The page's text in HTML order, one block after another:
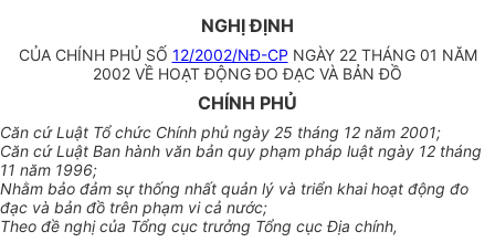
NGHỊ ĐỊNH
CỦA CHÍNH PHỦ SỐ 12/2002/NĐ-CP NGÀY 22 THÁNG 01 NĂM
2002 VỀ HOẠT ĐỘNG ĐO ĐẠC VÀ BẢN ĐỒ
CHÍNH PHỦ
Căn cứ Luật Tổ chức Chính phủ ngày 25 tháng 12 năm 2001;
Căn cứ Luật Ban hành văn bản quy phạm pháp luật ngày 12 tháng
11 năm 1996;
Nhằm bảo đảm sự thống nhất quản lý và triển khai hoạt động đo
đạc và bản đồ trên phạm vi cả nước;
Theo đề nghị của Tổng cục trưởng Tổng cục Địa chính,